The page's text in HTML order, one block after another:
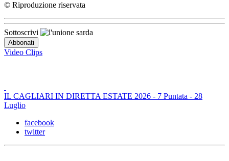
© Riproduzione riservata
Sottoscrivi
Video Clips
IL CAGLIARI IN DIRETTA ESTATE 2026 - 7 Puntata - 28
Luglio
facebook
twitter